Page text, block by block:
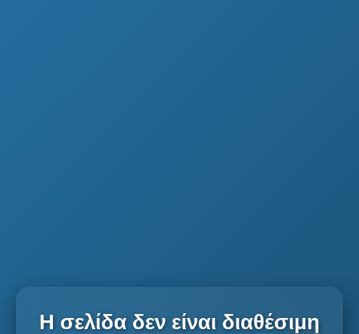
Η σελίδα δεν είναι διαθέσιμη